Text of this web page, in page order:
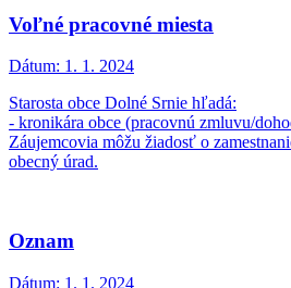
Voľné pracovné miesta
Dátum: 1. 1. 2024
Starosta obce Dolné Srnie hľadá:
- kronikára obce (pracovnú zmluvu/
Záujemcovia môžu žiadosť o
obecný úrad.
Oznam
Dátum: 1. 1. 2024